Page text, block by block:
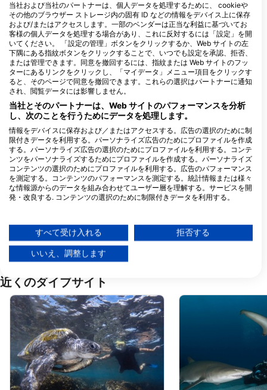
BRISBANE DIVE ACADEMY
1315 WYNNUM ROAD, 4173
TINGALPA, QLD - オーストラリア
MANTA LODGE AND SCUBA
CENTRE, North Stradbroke
Island
132 Dickson Way, 4183 POINT
LOOKOUT, QLD - オーストラリア
ADRENO GOLD COAST, Live It, Breath It, Dive It
2/3-9 Rawlins Street, 4215
SOUTHPORT, QLD - オース
トラリア
近くのダイブサイト
当社および当社のパートナーは、個人データを処理するために、 cookieや
その他のブラウザー ストレージ内の固有 ID などの情報をデバイス上に保存
および/またはアクセスします。一部のベンダーは正当な利益に基づいてお
客様の個人データを処理する場合があり、これに反対するには「設定」を開
いてください。 「設定の管理」ボタンをクリックするか、Web サイトの左
下隅にある指紋ボタンをクリックすることで、いつでも設定を承認、拒否、
または管理できます。同意を撤回するには、指紋または Web サイトのフッ
ターにあるリンクをクリックし、「マイデータ」メニュー項目をクリックす
ると、そのページで同意を撤回できます。これらの選択はパートナーに通知
され、閲覧データには影響しません。
当社とそのパートナーは、Web サイトのパフォーマンスを分析
し、次のことを行うためにデータを処理します。
情報をデバイスに保存および／またはアクセスする。広告の選択のために制
限付きデータを利用する。パーソナライズ広告のためにプロファイルを作成
する。パーソナライズ広告の選択のためにプロファイルを利用する。コンテ
ンツをパーソナライズするためにプロファイルを作成する。パーソナライズ
コンテンツの選択のためにプロファイルを利用する。広告のパフォーマンス
を測定する。コンテンツのパフォーマンスを測定する。統計情報または様々
な情報源からのデータを組み合わせてユーザー層を理解する。サービスを開
発・改良する. コンテンツの選択のために制限付きデータを利用する。
データは欧州連合外で共有され、米国に送信される場合があります。
お客様の同意とcookieポリシーは、この Web サイト/アプリにのみ適用され
当社はお客様のデータを次の目的で使用します。
IABの処理目的：
情報をデバイスに保存および／またはアクセス
する
広告の選択のために制限付きデータを利用する
パーソナライズ広告のためにプロファイルを作
成する
すべて受け入れる 拒否する
いいえ、調整します